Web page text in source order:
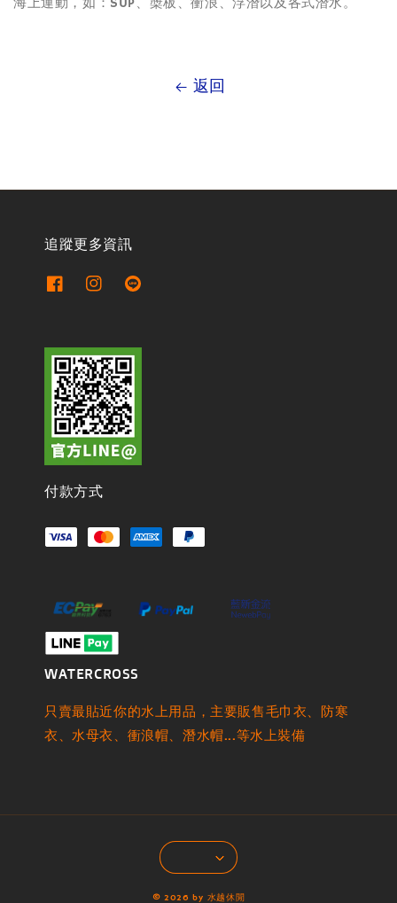
返回
追蹤更多資訊
付款方式
WATERCROSS
只賣最貼近你的水上用品，主要販售毛巾衣、防寒
衣、水母衣、衝浪帽、潛水帽...等水上裝備
© 2026 by 水越休閒